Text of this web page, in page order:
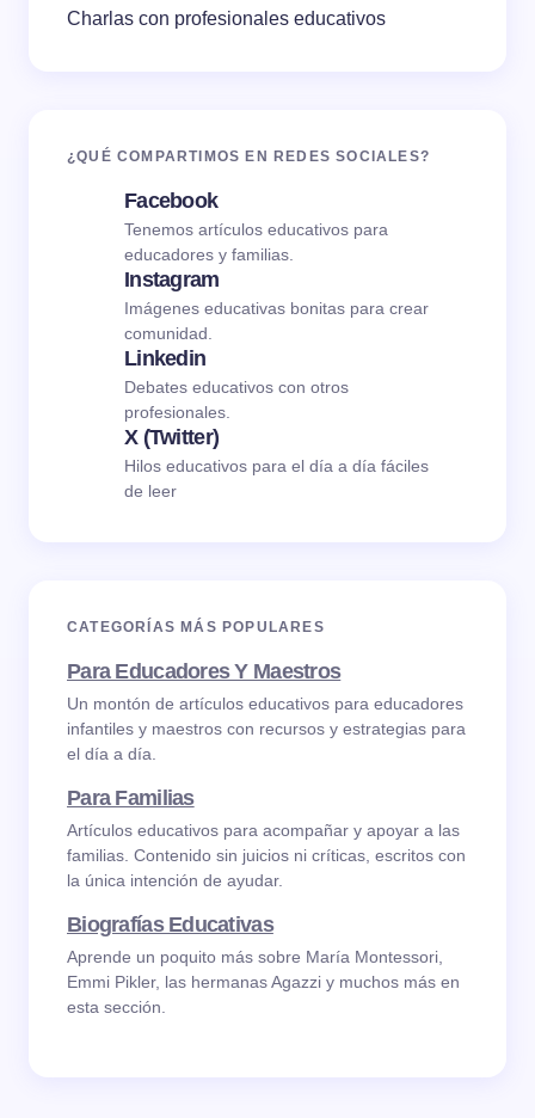
Charlas con profesionales educativos
¿QUÉ COMPARTIMOS EN REDES SOCIALES?
Facebook
Tenemos artículos educativos para
educadores y familias.
Instagram
Imágenes educativas bonitas para crear
comunidad.
Linkedin
Debates educativos con otros
profesionales.
X (Twitter)
Hilos educativos para el día a día fáciles
de leer
CATEGORÍAS MÁS POPULARES
Para Educadores Y Maestros
Un montón de artículos educativos para educadores
infantiles y maestros con recursos y estrategias para
el día a día.
Para Familias
Artículos educativos para acompañar y apoyar a las
familias. Contenido sin juicios ni críticas, escritos con
la única intención de ayudar.
Biografías Educativas
Aprende un poquito más sobre María Montessori,
Emmi Pikler, las hermanas Agazzi y muchos más en
esta sección.